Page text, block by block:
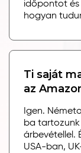
időpontot és
hogyan
Ti saját
az
Igen.
ba tartozunk
árbevétellel.
USA-ban,